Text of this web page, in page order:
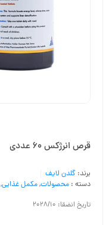
قرص انرژکس 60 عددی
برند: گلدن لایف
دسته : محصولات,مکمل غذایی,
تاریخ انضقا: 2028/10